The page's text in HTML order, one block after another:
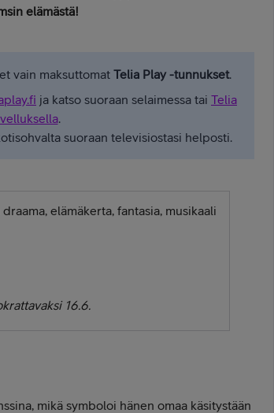
elämästä!
vain maksuttomat Telia Play -tunnukset.
ja katso suoraan selaimessa tai Telia
.
suoraan televisiostasi helposti.
elämäkerta, fantasia, musikaali
16.6.
mikä symboloi hänen omaa käsitystään